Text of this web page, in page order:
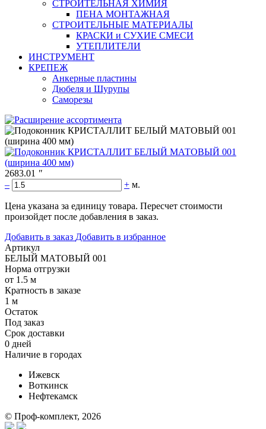
СТРОИТЕЛЬНАЯ ХИМИЯ
ПЕНА МОНТАЖНАЯ
СТРОИТЕЛЬНЫЕ МАТЕРИАЛЫ
КРАСКИ и СУХИЕ СМЕСИ
УТЕПЛИТЕЛИ
ИНСТРУМЕНТ
КРЕПЕЖ
Анкерные пластины
Дюбеля и Шурупы
Саморезы
2683.01 "
–
+ м.
Цена указана за единицу товара. Пересчет стоимости
произойдет после добавления в заказ.
Добавить в заказ Добавить в избранное
Артикул
БЕЛЫЙ МАТОВЫЙ 001
Норма отгрузки
от 1.5 м
Кратность в заказе
1 м
Остаток
Под заказ
Срок доставки
0 дней
Наличие в городах
Ижевск
Воткинск
Нефтекамск
© Проф-комплект, 2026